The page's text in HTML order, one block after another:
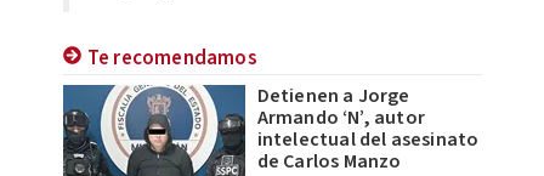
Te recomendamos
Detienen a Jorge
Armando ‘N’, autor
intelectual del asesinato
de Carlos Manzo